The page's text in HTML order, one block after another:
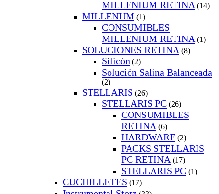
MILLENIUM RETINA (14)
MILLENUM (1)
CONSUMIBLES
MILLENIUM RETINA (1)
SOLUCIONES RETINA (8)
Silicón (2)
Solución Salina Balanceada
(2)
STELLARIS (26)
STELLARIS PC (26)
CONSUMIBLES
RETINA (6)
HARDWARE (2)
PACKS STELLARIS
PC RETINA (17)
STELLARIS PC (1)
CUCHILLETES (17)